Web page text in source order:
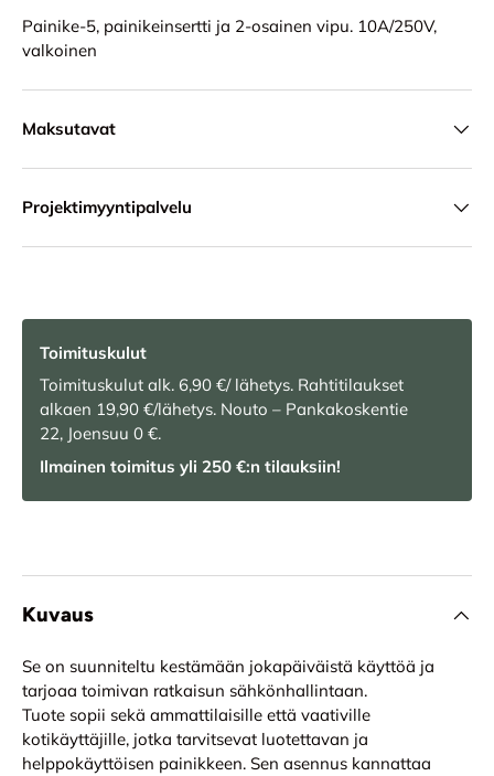
Painike-5, painikeinsertti ja 2-osainen vipu. 10A/250V,
valkoinen
Maksutavat
Projektimyyntipalvelu
Toimituskulut
Toimituskulut alk. 6,90 €/ lähetys. Rahtitilaukset
alkaen 19,90 €/lähetys. Nouto – Pankakoskentie
22, Joensuu 0 €.
Ilmainen toimitus yli 250 €:n tilauksiin!
Kuvaus
Se on suunniteltu kestämään jokapäiväistä käyttöä ja
tarjoaa toimivan ratkaisun sähkönhallintaan.
Tuote sopii sekä ammattilaisille että vaativille
kotikäyttäjille, jotka tarvitsevat luotettavan ja
helppokäyttöisen painikkeen. Sen asennus kannattaa